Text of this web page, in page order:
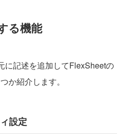
る機能
記述を追加してFlexSheetの
か紹介します。
設定